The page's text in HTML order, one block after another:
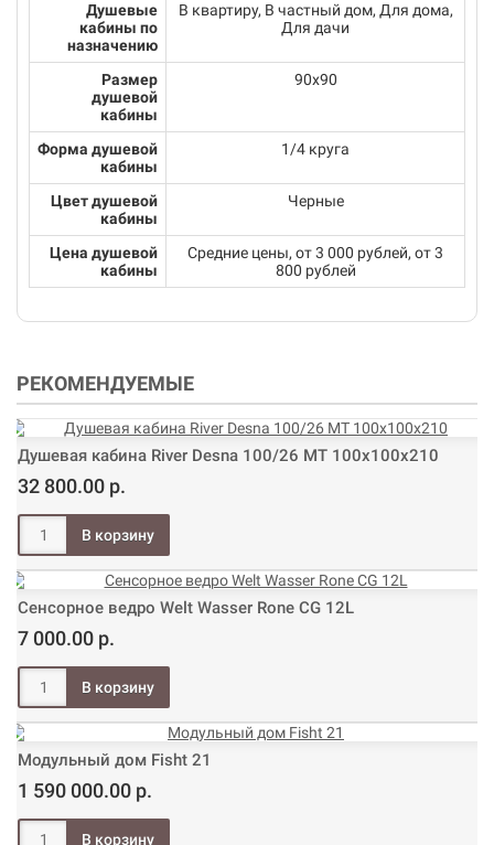
Душевые
кабины по
назначению
В квартиру, В частный дом, Для дома,
Для дачи
Размер
душевой
кабины
90х90
Форма душевой
кабины
1/4 круга
Цвет душевой
кабины
Черные
Цена душевой
кабины
Средние цены, от 3 000 рублей, от 3
800 рублей
РЕКОМЕНДУЕМЫЕ
Душевая кабина River Desna 100/26 МТ 100х100х210
32 800.00 р.
Сенсорное ведро Welt Wasser Rone CG 12L
7 000.00 р.
Модульный дом Fisht 21
1 590 000.00 р.